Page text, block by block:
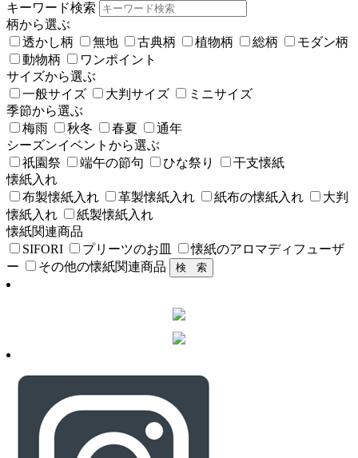
キーワード検索
柄から選ぶ
透かし柄
無地 古典柄 植物柄 総柄
モダン柄
動物柄
ワンポイント
サイズから選ぶ
一般サイズ
大判サイズ
ミニサイズ
季節から選ぶ
梅雨
秋冬 春夏
通年
シーズンイベントから選ぶ
祇園祭
端午の節句 ひな祭り
干支懐紙
懐紙入れ
布製懐紙入れ
革製懐紙入れ 紙布の懐紙入れ
大判
懐紙入れ
紙製懐紙入れ
懐紙関連商品
SIFORI
プリーツのお皿
懐紙のアロマディフューザ
ー
その他の懐紙関連商品